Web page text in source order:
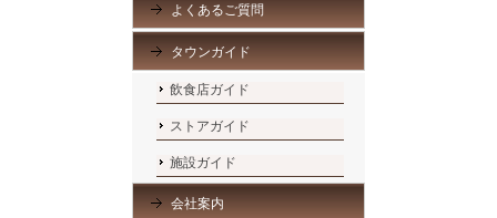
よくあるご質問
タウンガイド
飲食店ガイド
ストアガイド
施設ガイド
会社案内